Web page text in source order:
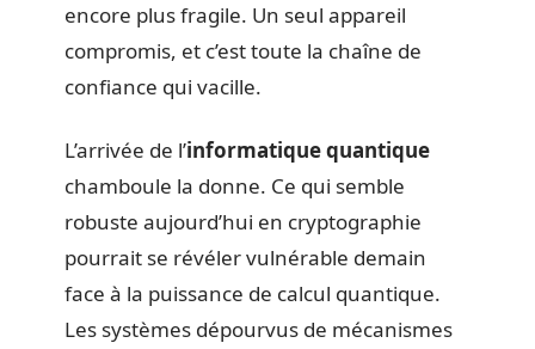
encore plus fragile. Un seul appareil
compromis, et c’est toute la chaîne de
confiance qui vacille.
L’arrivée de l’informatique quantique
chamboule la donne. Ce qui semble
robuste aujourd’hui en cryptographie
pourrait se révéler vulnérable demain
face à la puissance de calcul quantique.
Les systèmes dépourvus de mécanismes